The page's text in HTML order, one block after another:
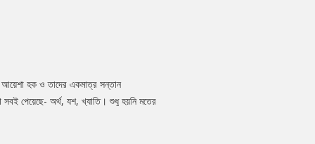
আয়েশা হক ও তাদের একমাত্র সন্তান
সবই পেয়েছে- অর্থ, যশ, খ্যাতি। শুধু হয়নি মতের
দূরত্ব। বিশ্ববিদ্যালয়ে পড়ানোর পাশাপাশি